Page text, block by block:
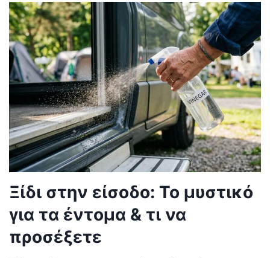
Ξίδι στην είσοδο: Το μυστικό
για τα έντομα & τι να
προσέξετε